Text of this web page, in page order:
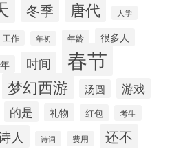
冬季 唐代 大学
工作 年初 年龄 很多人
时间 春节
梦幻西游 汤圆 游戏
的是 礼物 红包 考生
人 诗词 费用 还不